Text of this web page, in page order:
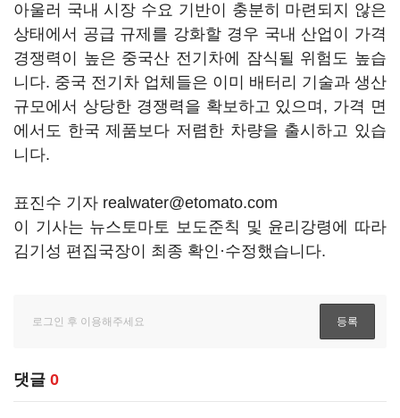
아울러 국내 시장 수요 기반이 충분히 마련되지 않은
상태에서 공급 규제를 강화할 경우 국내 산업이 가격
경쟁력이 높은 중국산 전기차에 잠식될 위험도 높습
니다. 중국 전기차 업체들은 이미 배터리 기술과 생산
규모에서 상당한 경쟁력을 확보하고 있으며, 가격 면
에서도 한국 제품보다 저렴한 차량을 출시하고 있습
니다.
표진수 기자 realwater@etomato.com
이 기사는 뉴스토마토 보도준칙 및 윤리강령에 따라
김기성 편집국장이 최종 확인·수정했습니다.
댓글 0